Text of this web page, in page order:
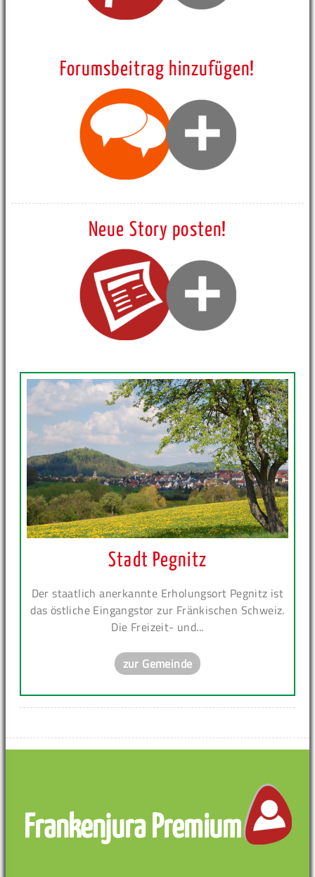
Forumsbeitrag hinzufügen!
Neue Story posten!
Stadt Pegnitz
Der staatlich anerkannte Erholungsort Pegnitz ist
das östliche Eingangstor zur Fränkischen Schweiz.
Die Freizeit- und...
zur Gemeinde
Frankenjura Premium